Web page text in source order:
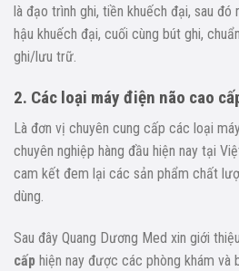
là đạo trình ghi, tiền khuếch đại, sau
hậu khuếch đại, cuối cùng bút ghi,
ghi/lưu trữ.
2. Các loại máy điện não cao
Là đơn vị chuyên cung cấp các loại
chuyên nghiệp hàng đầu hiện nay tại
cam kết đem lại các sản phẩm chất
dùng.
Sau đây Quang Dương Med xin giới
cấp hiện nay được các phòng khám và